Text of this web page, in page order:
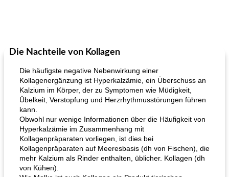
Die Nachteile von Kollagen
Die häufigste negative Nebenwirkung einer
Kollagenergänzung ist Hyperkalzämie, ein Überschuss an
Kalzium im Körper, der zu Symptomen wie Müdigkeit,
Übelkeit, Verstopfung und Herzrhythmusstörungen führen
kann.
Obwohl nur wenige Informationen über die Häufigkeit von
Hyperkalzämie im Zusammenhang mit
Kollagenpräparaten vorliegen, ist dies bei
Kollagenpräparaten auf Meeresbasis (dh von Fischen), die
mehr Kalzium als Rinder enthalten, üblicher. Kollagen (dh
von Kühen).